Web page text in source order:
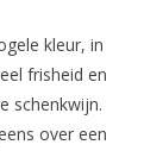
kleur, in
frisheid en
schenkwijn.
over een